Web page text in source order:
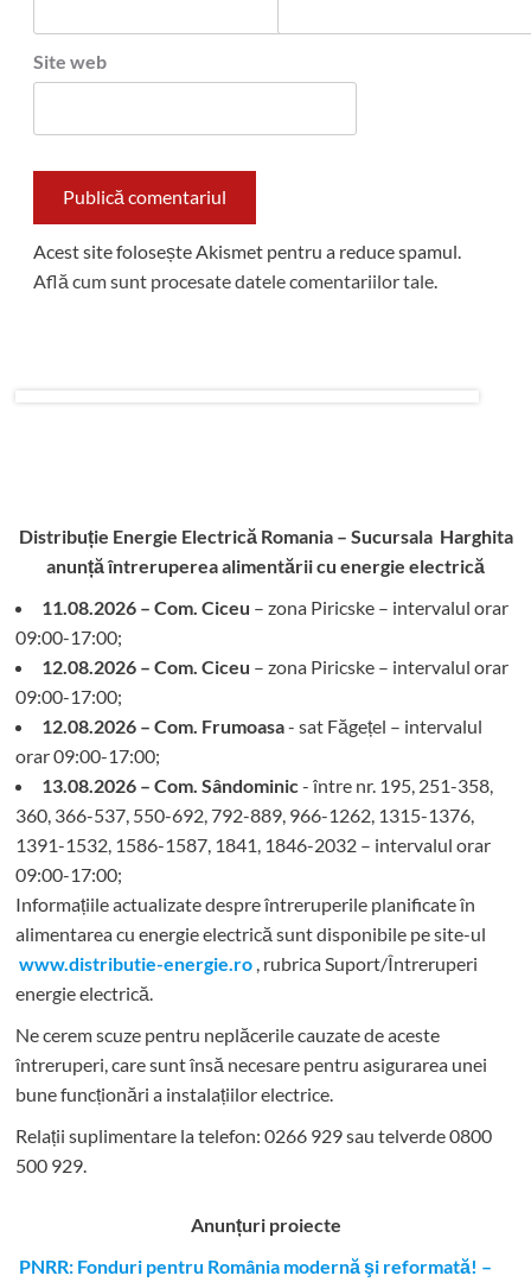
Site web
Acest site folosește Akismet pentru a reduce spamul.
Află cum sunt procesate datele comentariilor tale.
Distribuție Energie Electrică Romania – Sucursala Harghita
anunță întreruperea alimentării cu energie electrică
11.08.2026 – Com. Ciceu – zona Piricske – intervalul orar
09:00-17:00;
12.08.2026 – Com. Ciceu – zona Piricske – intervalul orar
09:00-17:00;
12.08.2026 – Com. Frumoasa- sat Făgețel – intervalul
orar 09:00-17:00;
13.08.2026 – Com. Sândominic - între nr. 195, 251-358,
360, 366-537, 550-692, 792-889, 966-1262, 1315-1376,
1391-1532, 1586-1587, 1841, 1846-2032 – intervalul orar
09:00-17:00;
Informațiile actualizate despre întreruperile planificate în
alimentarea cu energie electrică sunt disponibile pe site-ul
www.distributie-energie.ro , rubrica Suport/Întreruperi
energie electrică.
Ne cerem scuze pentru neplăcerile cauzate de aceste
întreruperi, care sunt însă necesare pentru asigurarea unei
bune funcționări a instalațiilor electrice.
Relații suplimentare la telefon: 0266 929 sau telverde 0800
500 929.
Anunțuri proiecte
PNRR: Fonduri pentru România modernă şi reformată! –